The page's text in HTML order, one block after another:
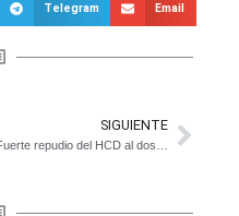
Telegram Email
SIGUIENTE